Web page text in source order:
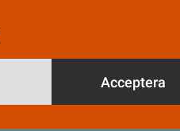
Acceptera